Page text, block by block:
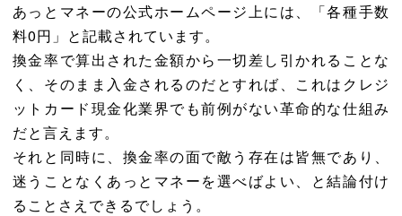
あっとマネーの公式ホームページ上には、「各種手数
料0円」と記載されています。
換金率で算出された金額から一切差し引かれることな
く、そのまま入金されるのだとすれば、これはクレジ
ットカード現金化業界でも前例がない革命的な仕組み
だと言えます。
それと同時に、換金率の面で敵う存在は皆無であり、
迷うことなくあっとマネーを選べばよい、と結論付け
ることさえできるでしょう。